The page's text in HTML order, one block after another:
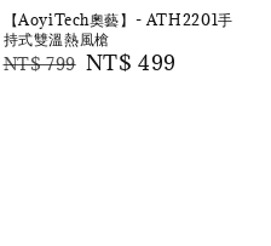
【AoyiTech奧藝】- ATH2201手
持式雙溫熱風槍
Regular
NT$ 799 Sale
NT$ 499